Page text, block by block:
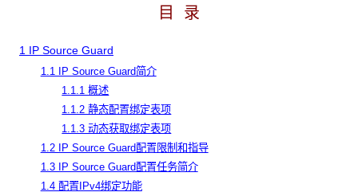
目 录
1 IP Source Guard
1.1 IP Source Guard简介
1.1.1 概述
1.1.2 静态配置绑定表项
1.1.3 动态获取绑定表项
1.2 IP Source Guard配置限制和指导
1.3 IP Source Guard配置任务简介
1.4 配置IPv4绑定功能